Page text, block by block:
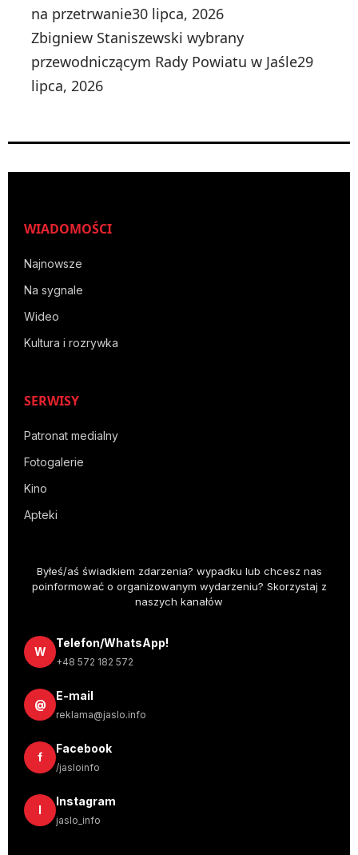
na przetrwanie30 lipca, 2026
Zbigniew Staniszewski wybrany
przewodniczącym Rady Powiatu w Jaśle29
lipca, 2026
WIADOMOŚCI
Najnowsze
Na sygnale
Wideo
Kultura i rozrywka
SERWISY
Patronat medialny
Fotogalerie
Kino
Apteki
Byłeś/aś świadkiem zdarzenia? wypadku lub chcesz nas
poinformować o organizowanym wydarzeniu? Skorzystaj z
naszych kanałów
W
Telefon/WhatsApp!
+48 572 182 572
@
E-mail
reklama@jaslo.info
f
Facebook
/jasloinfo
I
Instagram
jaslo_info